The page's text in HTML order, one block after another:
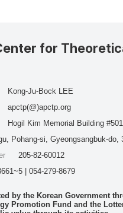
for
Kong-Ju-Bock LEE
apctp(@)apctp.org
Hogil Kim Memorial Building
Pohang-si, Gyeongsangbuk-do,
205-82-60012
| 054-279-8679
by the Korean Government
Promotion Fund and the